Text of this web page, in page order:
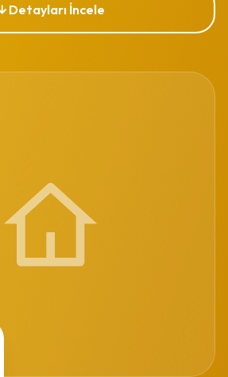
Detayları İncele